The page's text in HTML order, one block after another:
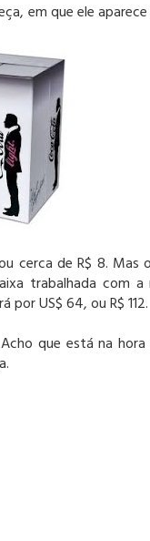
em que ele
cerca de R$ 8. Mas
trabalhada com a
US$ 64, ou R$ 112.
que está na